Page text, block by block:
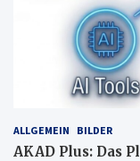
ALLGEMEIN BILDER
AKAD Plus: Das